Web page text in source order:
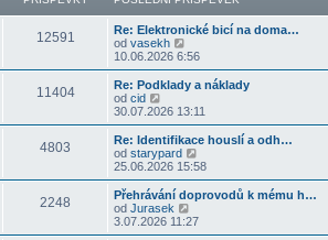
í
s
v
e
d
n
í
p
ř
í
s
ě
v
e
k
o
s
l
d
n
í
ř
í
s
p
ě
v
e
k
t
o
s
l
d
n
í
ř
í
s
ě
v
12591
Re: Elektronické bicí na doma…
od vasekh
o
b
r
a
z
p
o
s
e
d
n
10.06.2026 6:56
11404
Re: Podklady a náklady
od cid
o
b
r
a
z
t
p
o
s
30.07.2026 13:11
4803
Re: Identifikace houslí a odh…
od starypard
o
b
r
z
25.06.2026 15:58
2248
Přehrávání doprovodů k mému h…
od Jurasek
o
b
3.07.2026 11:27